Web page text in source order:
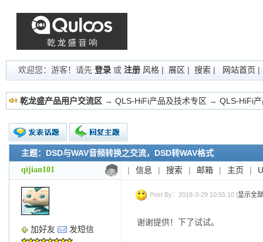
欢迎您：游客！请先 登录 或 注册 风格 | 展区 | 搜索 | 网站首页
乾龙盛产品用户交流区 → QLS-HiFi产品及技术专区 → QLS-HiFi
新的主题
投票帖
交易帖
小字报
主题：DSD与WAV音频转换之交流，DSD转WAV格式
qijian101 | 信息 | 搜索 | 邮箱 | 主页 |
加好友 发短信
Post By：2018-3-29 10:55:10 [显示全
谢谢提供！下了试试。